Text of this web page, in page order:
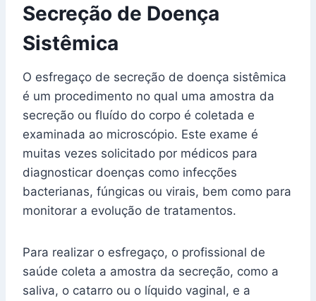
Secreção de Doença
Sistêmica
O esfregaço de secreção de doença sistêmica
é um procedimento no qual uma amostra da
secreção ou fluído do corpo é coletada e
examinada ao microscópio. Este exame é
muitas vezes solicitado por médicos para
diagnosticar doenças como infecções
bacterianas, fúngicas ou virais, bem como para
monitorar a evolução de tratamentos.
Para realizar o esfregaço, o profissional de
saúde coleta a amostra da secreção, como a
saliva, o catarro ou o líquido vaginal, e a